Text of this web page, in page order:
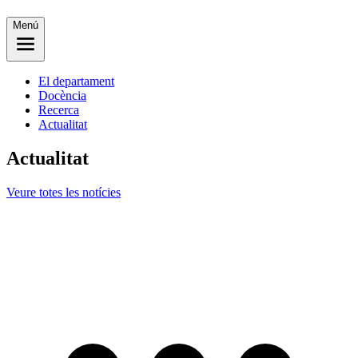
Menú
El departament
Docència
Recerca
Actualitat
Actualitat
Veure totes les notícies